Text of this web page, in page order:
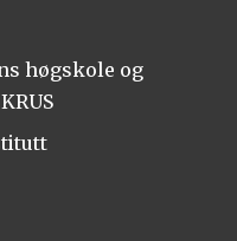
høgskole og